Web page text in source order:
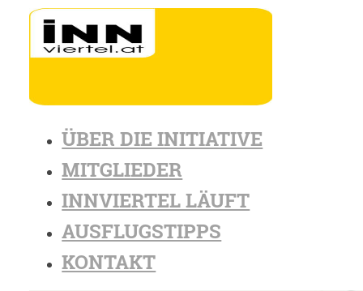
ÜBER DIE INITIATIVE
MITGLIEDER
INNVIERTEL LÄUFT
AUSFLUGSTIPPS
KONTAKT